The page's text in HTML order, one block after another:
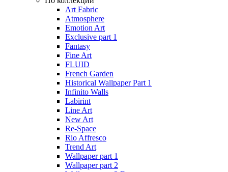
Art Fabric
Atmosphere
Emotion Art
Exclusive part 1
Fantasy
Fine Art
FLUID
French Garden
Historical Wallpaper Part 1
Infinito Walls
Labirint
Line Art
New Art
Re-Space
Rio Affresco
Trend Art
Wallpaper part 1
Wallpaper part 2